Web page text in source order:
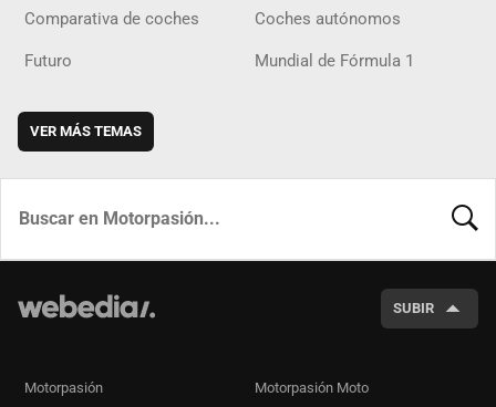
Comparativa de coches Coches autónomos
Futuro Mundial de Fórmula 1
VER MÁS TEMAS
SUBIR
Motorpasión Motorpasión Moto